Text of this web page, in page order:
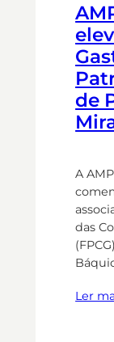
de
A
das
Ler